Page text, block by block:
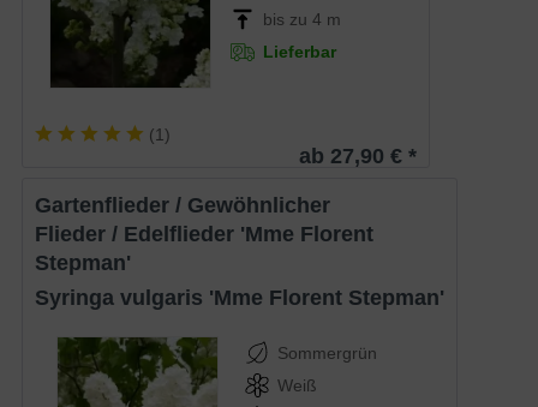
bis zu 4 m
Lieferbar
(1)
ab 27,90 € *
Gartenflieder / Gewöhnlicher
Flieder / Edelflieder 'Mme Florent
Stepman'
Syringa vulgaris 'Mme Florent Stepman'
Sommergrün
Weiß